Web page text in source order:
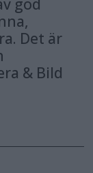
Det är
& Bild